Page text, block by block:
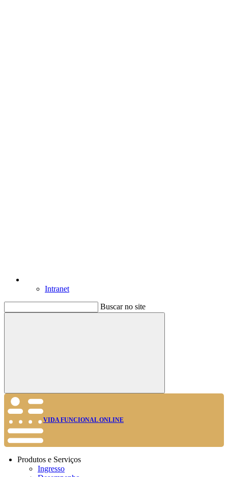
Intranet
Buscar no site
Buscar
VIDA FUNCIONAL ONLINE
Produtos e Serviços
Ingresso